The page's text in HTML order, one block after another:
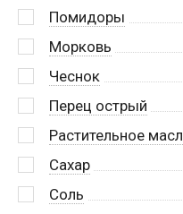
Помидоры
Морковь
Чеснок
Перец острый
Растительное
Сахар
Соль